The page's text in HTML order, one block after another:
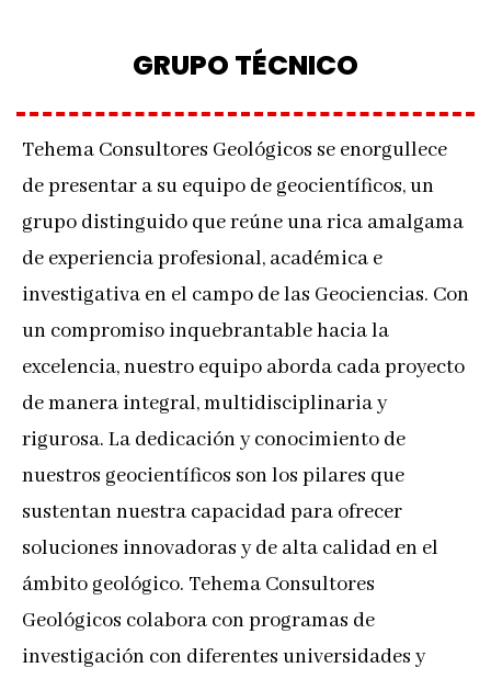
GRUPO TÉCNICO
Tehema Consultores Geológicos se enorgullece
de presentar a su equipo de geocientíficos, un
grupo distinguido que reúne una rica amalgama
de experiencia profesional, académica e
investigativa en el campo de las Geociencias. Con
un compromiso inquebrantable hacia la
excelencia, nuestro equipo aborda cada proyecto
de manera integral, multidisciplinaria y
rigurosa. La dedicación y conocimiento de
nuestros geocientíficos son los pilares que
sustentan nuestra capacidad para ofrecer
soluciones innovadoras y de alta calidad en el
ámbito geológico. Tehema Consultores
Geológicos colabora con programas de
investigación con diferentes universidades y